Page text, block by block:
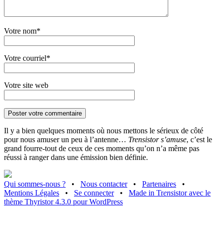
Votre nom*
Votre courriel*
Votre site web
Il y a bien quelques moments où nous mettons le sérieux de côté
pour nous amuser un peu à l’antenne… Trensistor s’amuse, c’est le
grand fourre-tout de ceux de ces moments qu’on n’a même pas
réussi à ranger dans une émission bien définie.
Qui sommes-nous ? • Nous contacter • Partenaires
•
Mentions Légales
• Se connecter • Made in Trensistor avec le
thème Thyristor 4.3.0 pour WordPress